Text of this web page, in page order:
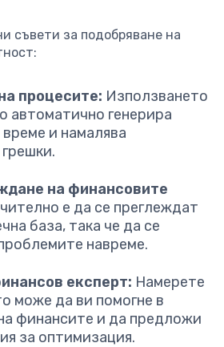
съвети за подобряване на
процесите: Използването
автоматично генерира
и намалява
на финансовите
е да се преглеждат
база, така че да се
навреме.
експерт: Намерете
може да ви помогне в
финансите и да предложи
за оптимизация.